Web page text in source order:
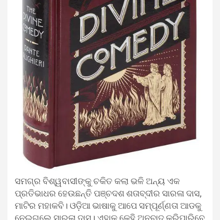
ସମଗ୍ର ବିଶ୍ୱବାସୀଙ୍କୁ ଚକିତ କଲା ଭଳି ଅନ୍ୟ ଏକ
ପ୍ରତିଭାଧର ହେଉଛନ୍ତି ପଞ୍ଚଦଶ ଶତାବ୍ଦୀର ସାରଳା ଦାସ,
ମାଟିର ମହାକବି। ଓଡ଼ିଆ ଭାଷାକୁ ଆପେ ସମ୍ପୂର୍ଣ୍ଣତା ଆଡକୁ